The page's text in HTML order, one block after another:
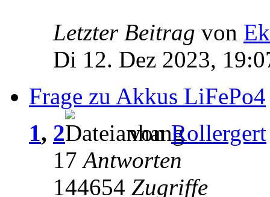
Letzter Beitrag von
Di 12. Dez 2023,
Frage zu Akkus LiFePo4
1, 2 vonRollergert
17Antworten
144654 Zugriffe